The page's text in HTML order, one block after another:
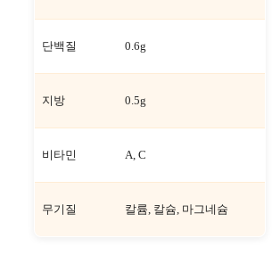
단백질 0.6g
지방 0.5g
비타민 A, C
무기질 칼륨, 칼슘, 마그네슘